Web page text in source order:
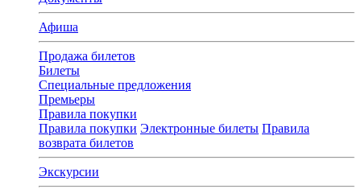
Афиша
Продажа билетов
Билеты
Специальные предложения
Премьеры
Правила покупки
Правила покупки Электронные билеты Правила
возврата билетов
Экскурсии